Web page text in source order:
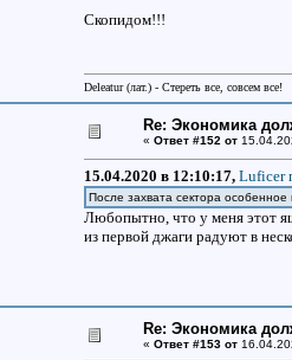
Скопидом!!!
Deleatur (лат.) - Стереть все, совсем все!
Re: Экономика
« Ответ #152 от
15.04.2020 в 12:10:17, Luficer
После захвата сектора
Любопытно, что у меня этот
из первой джаги радуют в
Re: Экономика
« Ответ #153 от